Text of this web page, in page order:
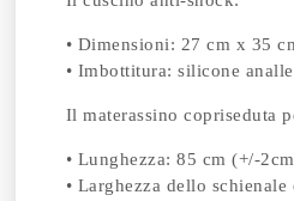
• Dimensioni: 27 cm x 35
• Imbottitura: silicone
Il materassino copriseduta
• Lunghezza: 85 cm (+/-
• Larghezza dello